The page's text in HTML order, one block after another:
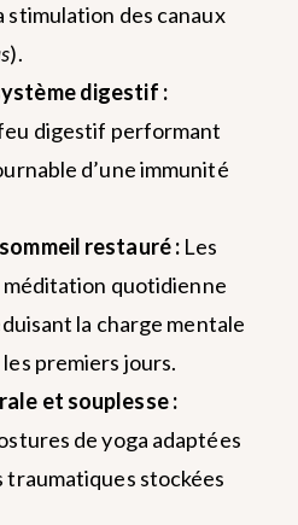
stimulation des canaux
).
digestif :
digestif performant
d’une immunité
restauré : Les
méditation quotidienne
la charge mentale
premiers jours.
et souplesse :
de yoga adaptées
traumatiques stockées